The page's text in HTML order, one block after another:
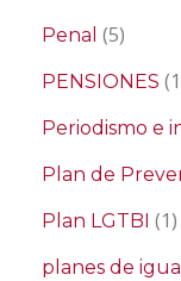
Penal (5)
PENSIONES
Periodismo e
Plan de
Plan LGTBI (1)
planes de